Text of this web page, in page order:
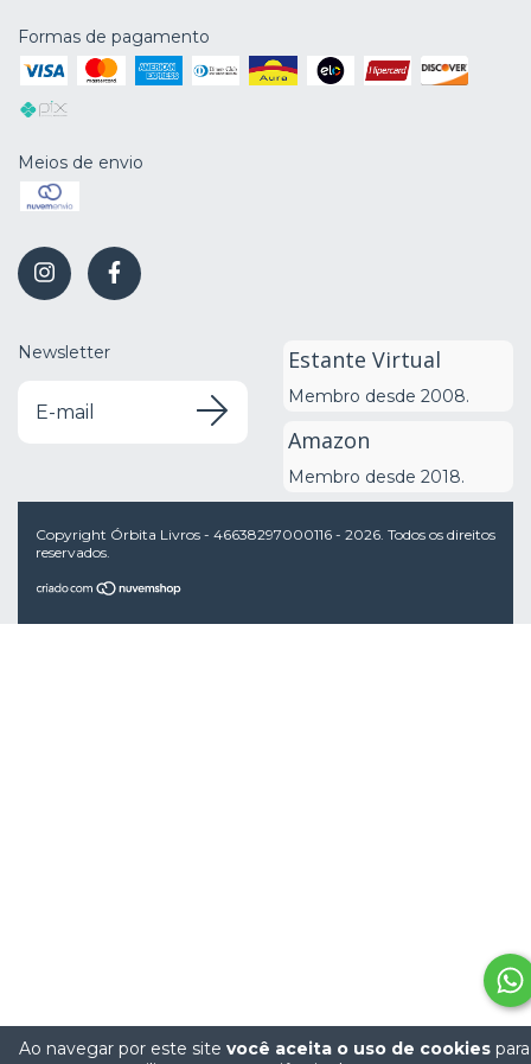
Ao navegar por este site você aceita o uso de cookies para
Formas de pagamento
Meios de envio
Newsletter Estante Virtual
Membro desde 2008.
Amazon
Membro desde 2018.
Copyright Órbita Livros - 46638297000116 - 2026. Todos os direitos
reservados.